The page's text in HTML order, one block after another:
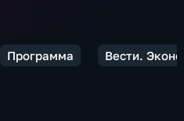
Программа Вести.